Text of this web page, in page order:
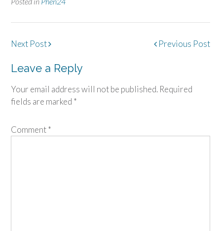
Post
Previous Post
Next Post
Leave a Reply
Your email address will not be published. Required
fields are marked *
Comment*